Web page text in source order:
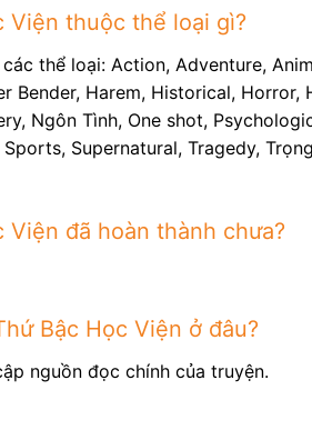
Viện thuộc thể loại gì?
thể loại: Action, Adventure,
Bender, Harem, Historical, Horror,
Ngôn Tình, One shot,
Supernatural, Tragedy,
Viện đã hoàn thành chưa?
Bậc Học Viện ở đâu?
nguồn đọc chính của truyện.